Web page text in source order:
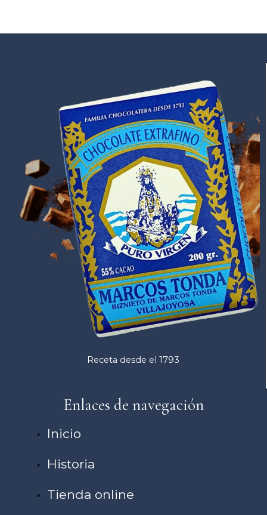
Receta desde el 1793
Enlaces de navegación
Inicio
Historia
Tienda online